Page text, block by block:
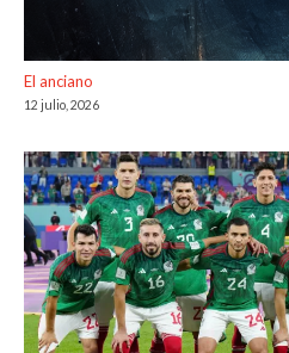
El anciano
12 julio, 2026